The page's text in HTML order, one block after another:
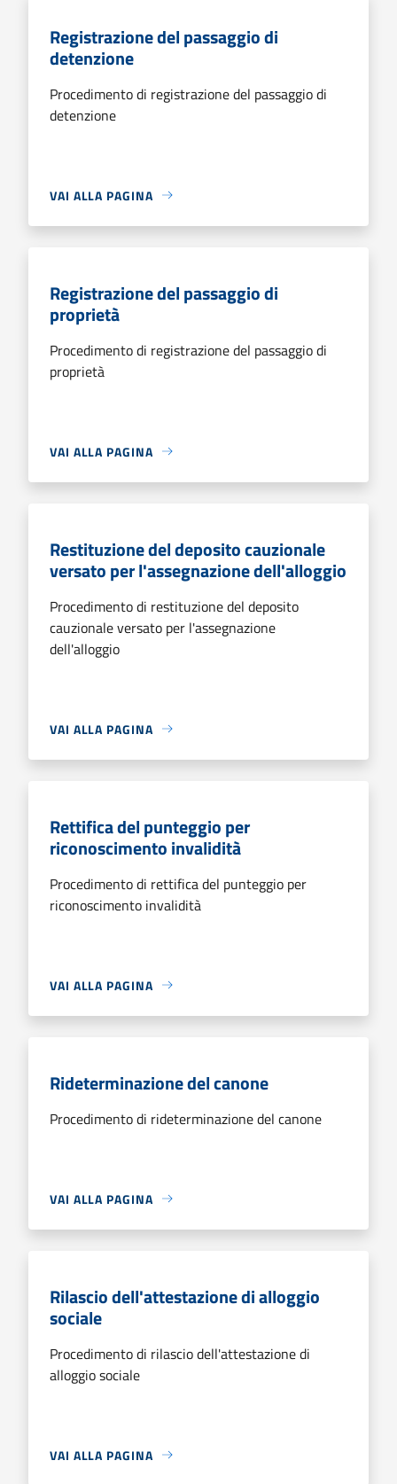
Registrazione del passaggio di
detenzione
Procedimento di registrazione del passaggio di
detenzione
VAI ALLA PAGINA
Registrazione del passaggio di
proprietà
Procedimento di registrazione del passaggio di
proprietà
VAI ALLA PAGINA
Restituzione del deposito cauzionale
versato per l'assegnazione dell'alloggio
Procedimento di restituzione del deposito
cauzionale versato per l'assegnazione
dell'alloggio
VAI ALLA PAGINA
Rettifica del punteggio per
riconoscimento invalidità
Procedimento di rettifica del punteggio per
riconoscimento invalidità
VAI ALLA PAGINA
Rideterminazione del canone
Procedimento di rideterminazione del canone
VAI ALLA PAGINA
Rilascio dell'attestazione di alloggio
sociale
Procedimento di rilascio dell'attestazione di
alloggio sociale
VAI ALLA PAGINA